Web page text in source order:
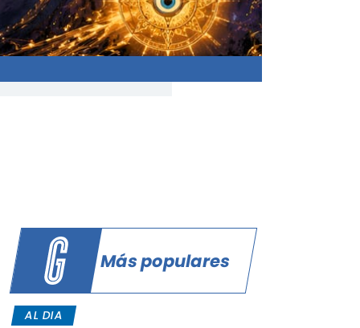
Más populares
AL DIA